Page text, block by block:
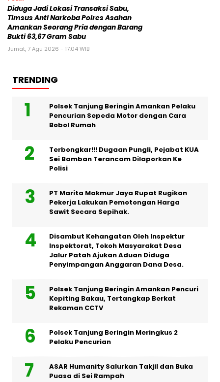
Diduga Jadi Lokasi Transaksi Sabu,
Timsus Anti Narkoba Polres Asahan
Amankan Seorang Pria dengan Barang
Bukti 63,67 Gram Sabu
Jumat, 7 Agu 2026 - 17:04 WIB
TRENDING
Polsek Tanjung Beringin Amankan Pelaku
Pencurian Sepeda Motor dengan Cara
Bobol Rumah
Terbongkar!!! Dugaan Pungli, Pejabat KUA
Sei Bamban Terancam Dilaporkan Ke
Polisi
PT Marita Makmur Jaya Rupat Rugikan
Pekerja Lakukan Pemotongan Harga
Sawit Secara Sepihak.
Disambut Kehangatan Oleh Inspektur
Inspektorat, Tokoh Masyarakat Desa
Jalur Patah Ajukan Aduan Diduga
Penyimpangan Anggaran Dana Desa.
Polsek Tanjung Beringin Amankan Pencuri
Kepiting Bakau, Tertangkap Berkat
Rekaman CCTV
Polsek Tanjung Beringin Meringkus 2
Pelaku Pencurian
ASAR Humanity Salurkan Takjil dan Buka
Puasa di Sei Rampah